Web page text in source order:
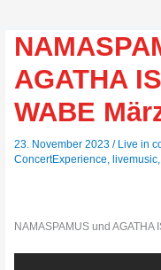
AGATHA
WABE
23. November 2023/ Live in
ConcertExperience,livemusic
NAMASPAMUS und AGATHA